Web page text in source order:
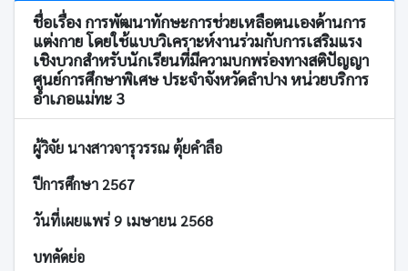
ชื่อเรื่อง การพัฒนาทักษะการช่วยเหลือตนเองด้านการ
แต่งกาย โดยใช้แบบวิเคราะห์งานร่วมกับการเสริมแรง
เชิงบวกสำหรับนักเรียนที่มีความบกพร่องทางสติปัญญา
ศูนย์การศึกษาพิเศษ ประจำจังหวัดลำปาง หน่วยบริการ
อำเภอแม่ทะ 3
ผู้วิจัย นางสาวจารุวรรณ ตุ้ยคำลือ
ปีการศึกษา 2567
วันที่เผยแพร่ 9 เมษายน 2568
บทคัดย่อ